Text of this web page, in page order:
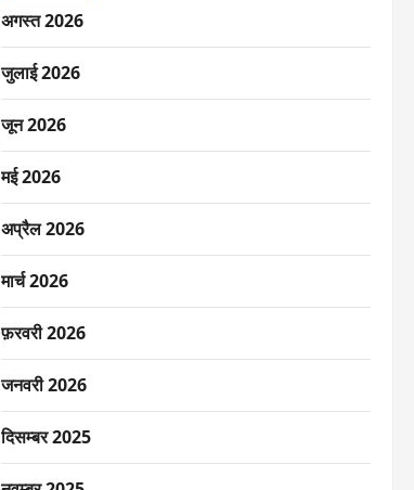
अगस्त 2026
जुलाई 2026
जून 2026
मई 2026
अप्रैल 2026
मार्च 2026
फ़रवरी 2026
जनवरी 2026
दिसम्बर 2025